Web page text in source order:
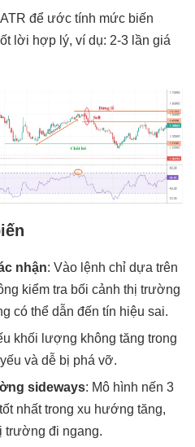
để ước tính mức biến
lời hợp lý, ví dụ: 2-3 lần giá
nhận: Vào lệnh chỉ dựa trên
kiểm tra bối cảnh thị trường
có thể dẫn đến tín hiệu sai.
khối lượng không tăng trong
và dễ bị phá vỡ.
sideways: Mô hình nến 3
nhất trong xu hướng tăng,
trường đi ngang.